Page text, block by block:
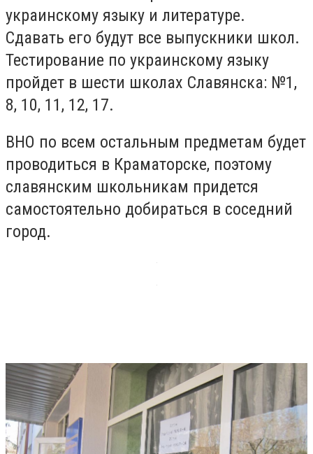
украинскому языку и литературе.
Сдавать его будут все выпускники школ.
Тестирование по украинскому языку
пройдет в шести школах Славянска: №1,
8, 10, 11, 12, 17.
ВНО по всем остальным предметам будет
проводиться в Краматорске, поэтому
славянским школьникам придется
самостоятельно добираться в соседний
город.